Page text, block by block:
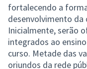
fortalecendo a
desenvolvimento da
Inicialmente, serão
integrados ao
curso. Metade das
oriundos da rede